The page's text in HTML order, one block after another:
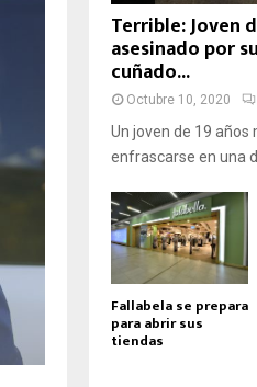
Terrible: Joven
asesinado por
cuñado...
Octubre 10, 2020
Un joven de 19 años
enfrascarse en una
Fallabela se prepara
para abrir sus
tiendas